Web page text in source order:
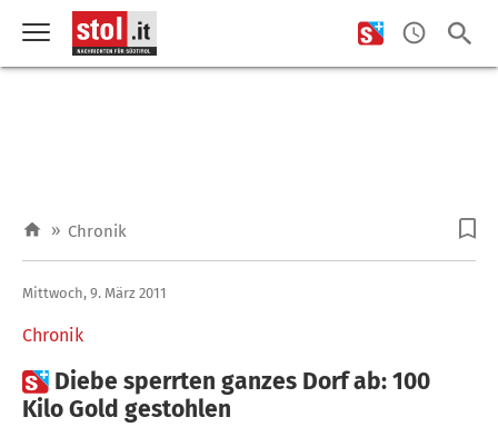
» Chronik
Chronik
Mittwoch, 9. März 2011
 Diebe sperrten ganzes Dorf ab: 100
Kilo Gold gestohlen